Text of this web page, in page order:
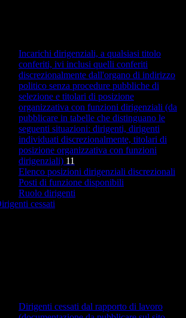
Incarichi dirigenziali, a qualsiasi titolo
conferiti, ivi inclusi quelli conferiti
discrezionalmente dall'organo di indirizzo
politico senza procedure pubbliche di
selezione e titolari di posizione
organizzativa con funzioni dirigenziali (da
pubblicare in tabelle che distinguano le
seguenti situazioni: dirigenti, dirigenti
individuati discrezionalmente, titolari di
posizione organizzativa con funzioni
dirigenziali) 11
Elenco posizioni dirigenziali discrezionali
Posti di funzione disponibili
Ruolo dirigenti
cessati
Dirigenti cessati dal rapporto di lavoro